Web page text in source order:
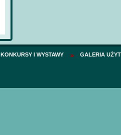
KONKURSY I WYSTAWY GALERIA